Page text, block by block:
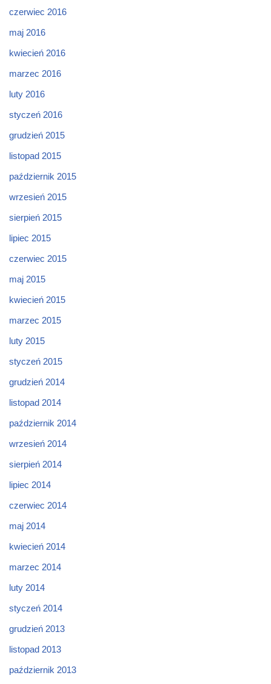
czerwiec 2016
maj 2016
kwiecień 2016
marzec 2016
luty 2016
styczeń 2016
grudzień 2015
listopad 2015
październik 2015
wrzesień 2015
sierpień 2015
lipiec 2015
czerwiec 2015
maj 2015
kwiecień 2015
marzec 2015
luty 2015
styczeń 2015
grudzień 2014
listopad 2014
październik 2014
wrzesień 2014
sierpień 2014
lipiec 2014
czerwiec 2014
maj 2014
kwiecień 2014
marzec 2014
luty 2014
styczeń 2014
grudzień 2013
listopad 2013
październik 2013